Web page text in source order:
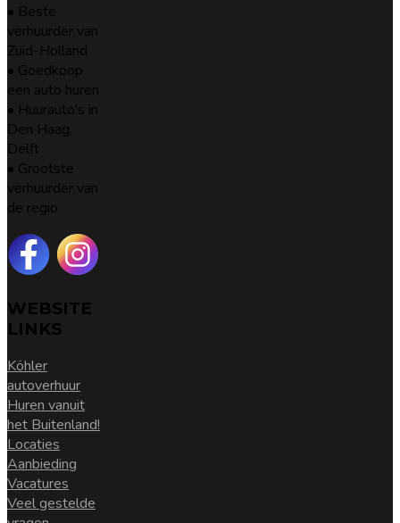
• Beste
verhuurder van
Zuid-Holland
• Goedkoop
een auto huren
• Huurauto's in
Den Haag,
Delft
• Grootste
verhuurder van
de regio
WEBSITE
LINKS
Köhler
autoverhuur
Huren vanuit
het Buitenland!
Locaties
Aanbieding
Vacatures
Veel gestelde